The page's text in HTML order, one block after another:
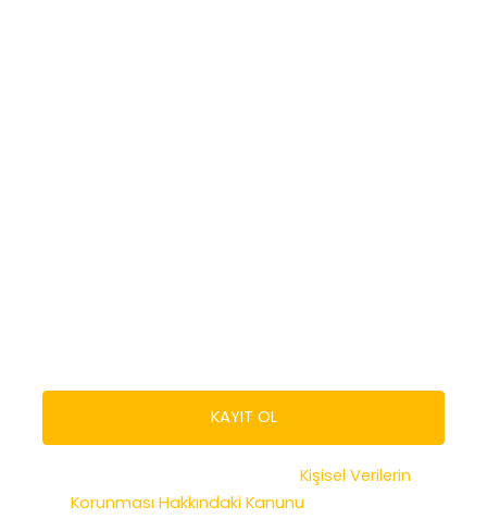
KAYIT OL
Kişisel Verilerin
Korunması Hakkındaki Kanunu